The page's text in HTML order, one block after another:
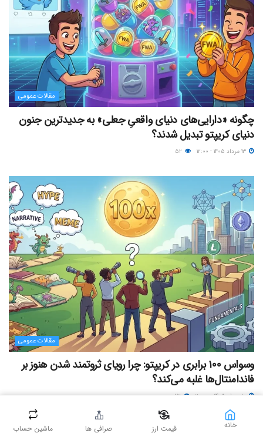
مقالات عمومی
چگونه «دارایی‌های دنیای واقعیِ جعلی» به جدیدترین جنون
دنیای کریپتو تبدیل شدند؟
مقالات عمومی
وسواس ۱۰۰ برابری در کریپتو: چرا رویای ثروتمند شدن هنوز بر
فاندامنتال‌ها غلبه می‌کند؟
۱۰ مرداد ۱۴۰۵ - ۲۰:۰۰ ۷۲
خانه قیمت ارز صرافی ها ماشین حساب